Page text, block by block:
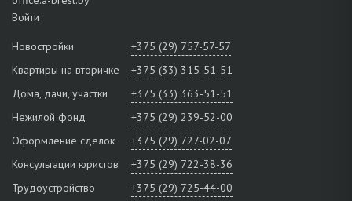
Войти
Новостройки
+375 (29) 757-57-57
Квартиры на вторичке
+375 (33) 315-51-51
Дома, дачи, участки
+375 (33) 363-51-51
Нежилой фонд
+375 (29) 239-52-00
Оформление сделок
+375 (29) 727-02-07
Консультации юристов
+375 (29) 722-38-36
Трудоустройство
+375 (29) 725-44-00